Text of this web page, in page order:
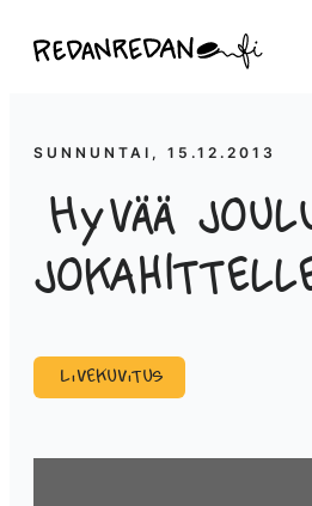
suoraan
Linda Saukko-Rauta, Redanredan Oy
piirrosvideoita
SUNNUNTAI, 15.12.2013
Hyvää
Livekuvitus